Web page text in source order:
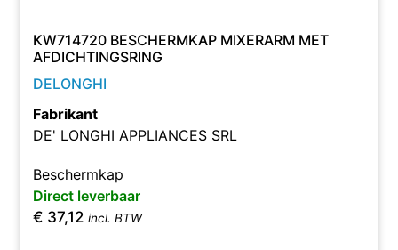
KW714720 BESCHERMKAP MIXERARM MET
AFDICHTINGSRING
DELONGHI
Fabrikant
DE' LONGHI APPLIANCES SRL
Beschermkap
Direct leverbaar
€ 37,12 incl. BTW